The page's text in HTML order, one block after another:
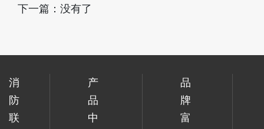
下一篇：没有了
消
防
联
产
品
中
品
牌
富